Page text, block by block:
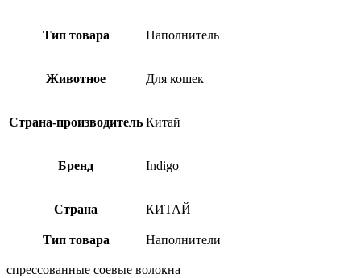
Тип товара Наполнитель
Животное Для кошек
Страна-производитель Китай
Бренд Indigo
Страна КИТАЙ
Тип товара Наполнители
спрессованные соевые волокна